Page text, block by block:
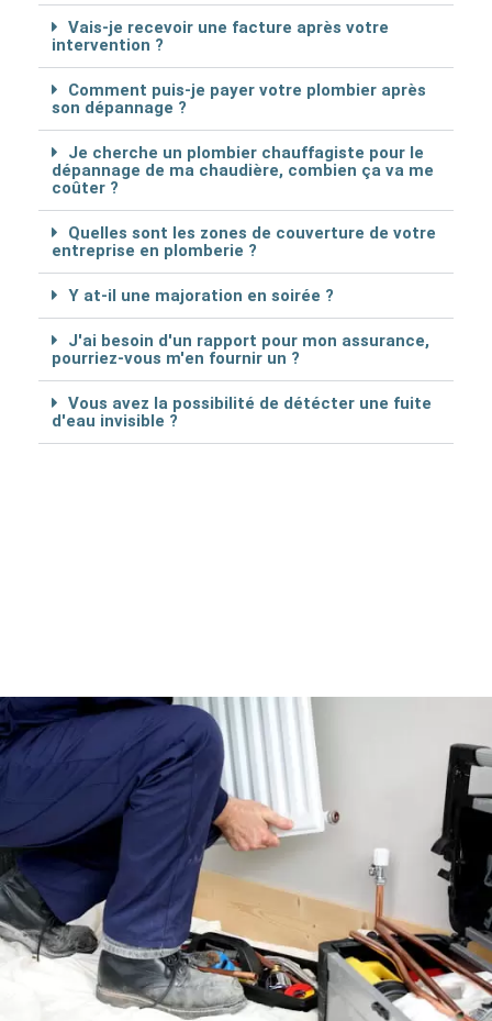
Vais-je recevoir une facture après votre
intervention ?
Comment puis-je payer votre plombier après
son dépannage ?
Je cherche un plombier chauffagiste pour le
dépannage de ma chaudière, combien ça va me
coûter ?
Quelles sont les zones de couverture de votre
entreprise en plomberie ?
Y at-il une majoration en soirée ?
J'ai besoin d'un rapport pour mon assurance,
pourriez-vous m'en fournir un ?
Vous avez la possibilité de détécter une fuite
d'eau invisible ?